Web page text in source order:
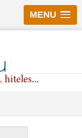
MENU